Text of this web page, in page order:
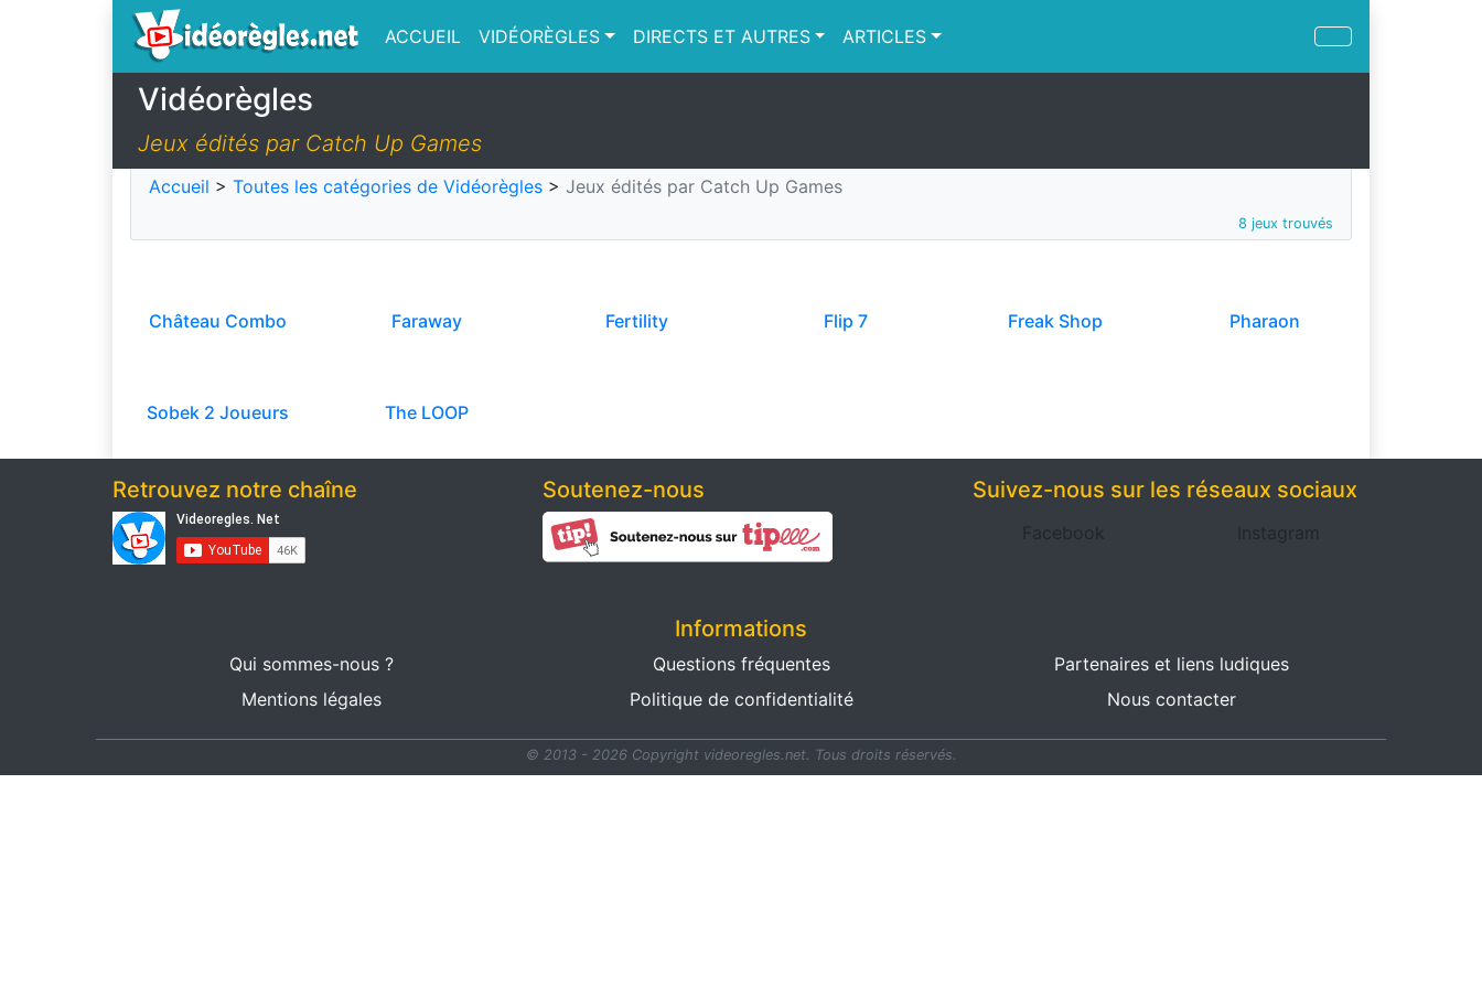
ACCUEIL VIDÉORÈGLES DIRECTS ET AUTRES ARTICLES
Vidéorègles
Jeux édités par Catch Up Games
Accueil > Toutes les catégories de Vidéorègles > Jeux édités par Catch Up Games
8 jeux trouvés
Château Combo Faraway Fertility Flip 7 Freak Shop Pharaon
Sobek 2 Joueurs The LOOP
Retrouvez notre chaîne Soutenez-nous Suivez-nous sur les réseaux sociaux
Facebook Instagram
Informations
Qui sommes-nous ? Questions fréquentes
Partenaires et liens ludiques
Mentions légales
Politique de confidentialité Nous contacter
© 2013 - 2026 Copyright videoregles.net. Tous droits réservés.